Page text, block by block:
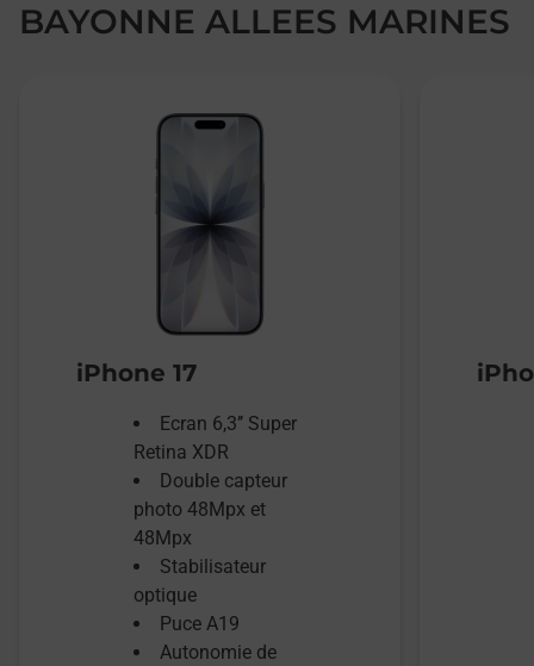
BAYONNE ALLEES MARINES
iPhone 17
Ecran 6,3’’ Super
Retina XDR
Double capteur
photo 48Mpx et
48Mpx
Stabilisateur
optique
Puce A19
Autonomie de